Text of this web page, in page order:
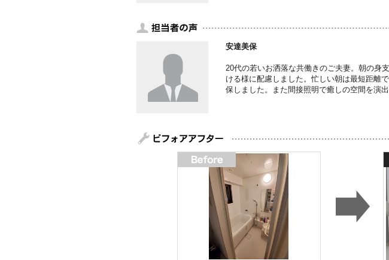
安達美保
20代の若いお洒落な共働きのご夫妻。朝の身
ける様に配慮しました。忙しい朝は最短距離
保しました。また間接照明で癒しの空間を演出